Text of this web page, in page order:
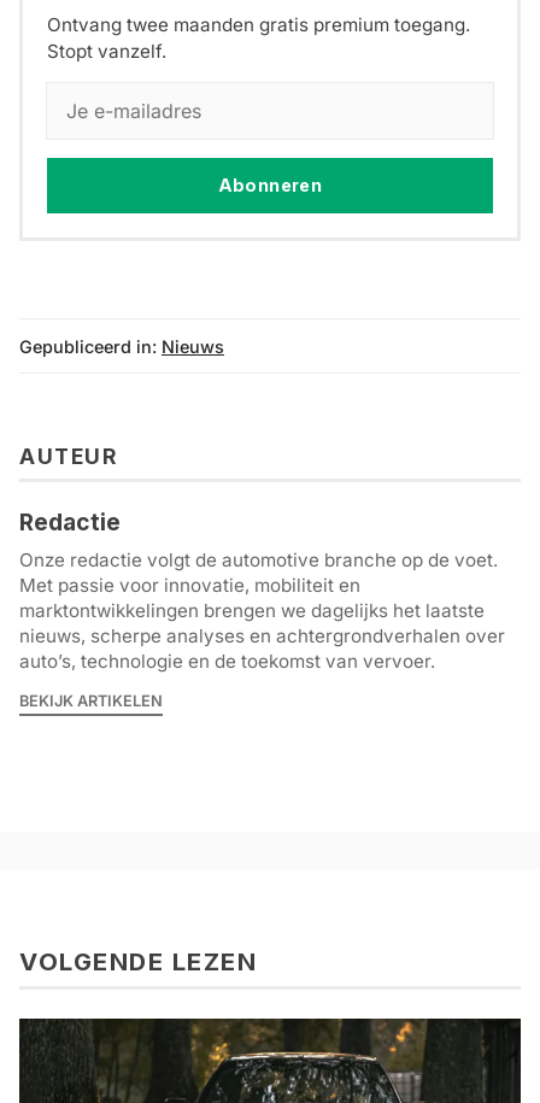
Ontvang twee maanden gratis premium toegang.
Stopt vanzelf.
Abonneren
Gepubliceerd in: Nieuws
AUTEUR
Redactie
Onze redactie volgt de automotive branche op de voet.
Met passie voor innovatie, mobiliteit en
marktontwikkelingen brengen we dagelijks het laatste
nieuws, scherpe analyses en achtergrondverhalen over
auto’s, technologie en de toekomst van vervoer.
BEKIJK ARTIKELEN
VOLGENDE LEZEN